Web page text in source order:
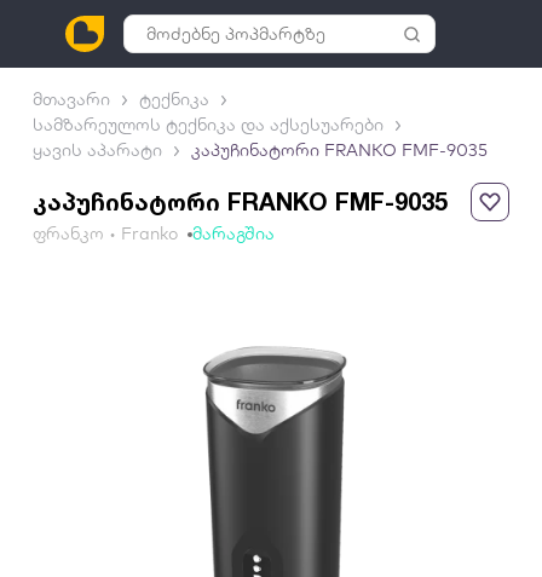
მთავარი
ტექნიკა
სამზარეულოს ტექნიკა და აქსესუარები
ყავის აპარატი
კაპუჩინატორი FRANKO FMF-9035
კაპუჩინატორი FRANKO FMF-9035
ფრანკო • Franko მარაგშია